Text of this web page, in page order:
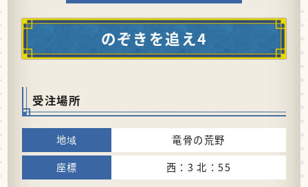
のぞきを追え4
受注場所
竜骨の荒野
西：3 北：55